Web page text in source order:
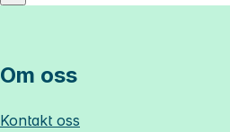
Om oss
Kontakt oss